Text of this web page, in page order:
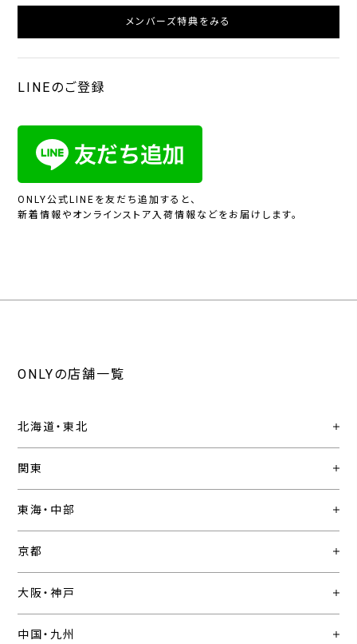
メンバーズ特典をみる
LINEのご登録
ONLY公式LINEを友だち追加すると、
新着情報やオンラインストア入荷情報などをお届けします。
ONLYの店舗一覧
北海道・東北
関東
東海・中部
京都
大阪・神戸
中国・九州